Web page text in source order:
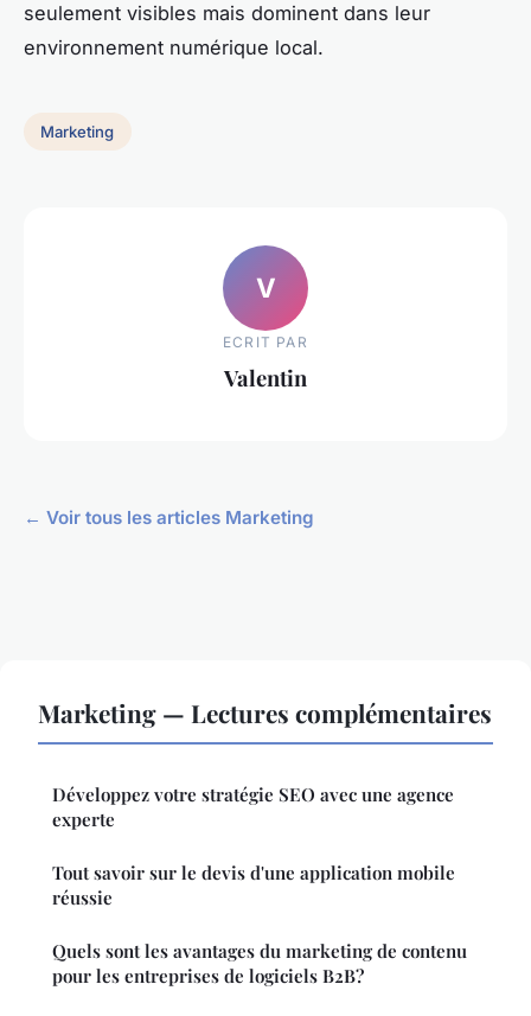
seulement visibles mais dominent dans leur
environnement numérique local.
Marketing
V
ECRIT PAR
Valentin
← Voir tous les articles Marketing
Marketing — Lectures complémentaires
Développez votre stratégie SEO avec une agence
experte
Tout savoir sur le devis d'une application mobile
réussie
Quels sont les avantages du marketing de contenu
pour les entreprises de logiciels B2B?